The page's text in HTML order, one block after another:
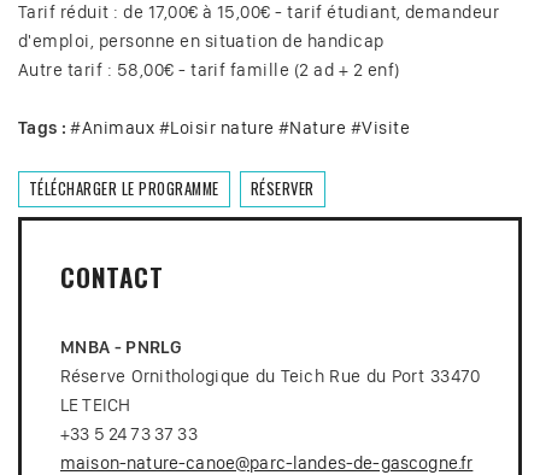
Tarif réduit : de 17,00€ à 15,00€ - tarif étudiant, demandeur
d'emploi, personne en situation de handicap
Autre tarif : 58,00€ - tarif famille (2 ad + 2 enf)
Tags : #Animaux #Loisir nature #Nature #Visite
TÉLÉCHARGER LE PROGRAMME RÉSERVER
CONTACT
MNBA - PNRLG
Réserve Ornithologique du Teich Rue du Port 33470
LE TEICH
+33 5 24 73 37 33
maison-nature-canoe@parc-landes-de-gascogne.fr